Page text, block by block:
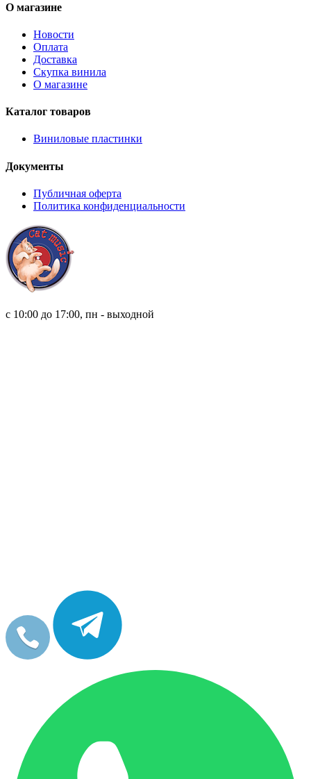
О магазине
Новости
Оплата
Доставка
Скупка винила
О магазине
Каталог товаров
Виниловые пластинки
Документы
Публичная оферта
Политика конфиденциальности
с 10:00 до 17:00, пн - выходной